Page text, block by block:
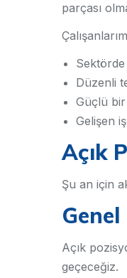
parçası
Düzenli
Güçlü bir
Gelişen
Açık
Şu an için
Açık
geçeceğiz.